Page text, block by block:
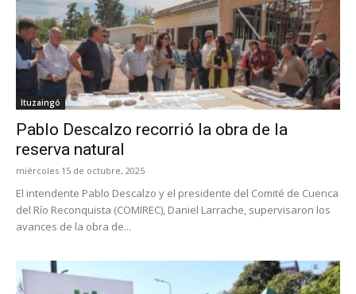
Ituzaingó
Pablo Descalzo recorrió la obra de la
reserva natural
miércoles 15 de octubre, 2025
El intendente Pablo Descalzo y el presidente del Comité de Cuenca
del Río Reconquista (COMIREC), Daniel Larrache, supervisaron los
avances de la obra de...